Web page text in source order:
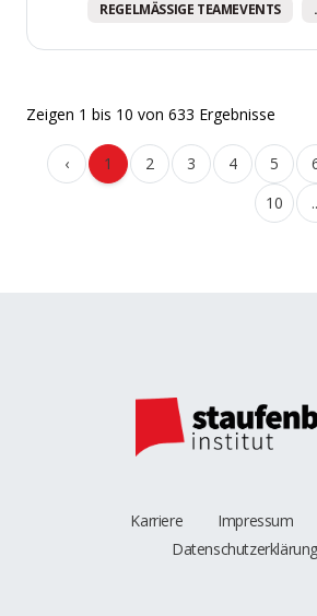
REGELMÄSSIGE TEAMEVENTS
Zeigen 1 bis 10 von 633 Ergebnisse
‹ 1 2 3 4 5
10
Karriere Impressum
Datenschutzerklärung